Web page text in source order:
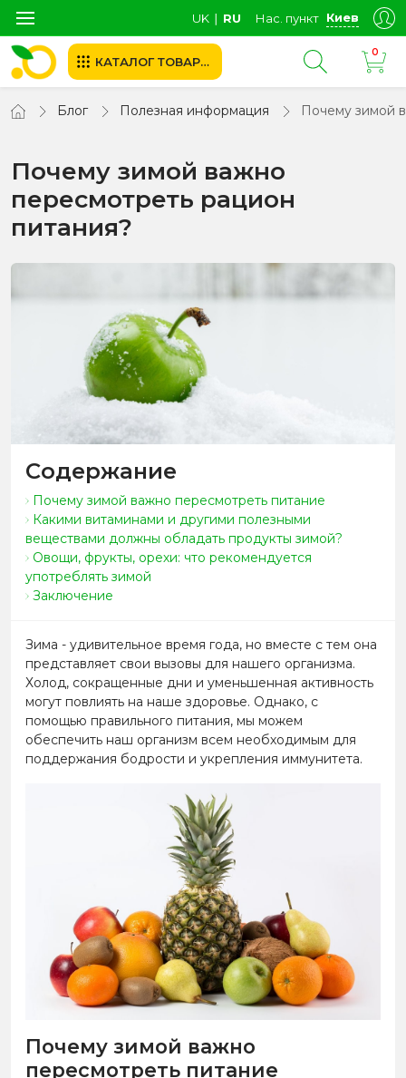
UK ∣ RU Нас. пункт Киев
КАТАЛОГ ТОВАРОВ
0
Блог Полезная информация Почему зимой
Почему зимой важно
пересмотреть рацион
питания?
Содержание
Почему зимой важно пересмотреть питание
Какими витаминами и другими полезными
веществами должны обладать продукты зимой?
Овощи, фрукты, орехи: что рекомендуется
употреблять зимой
Заключение
Зима - удивительное время года, но вместе с тем она
представляет свои вызовы для нашего организма.
Холод, сокращенные дни и уменьшенная активность
могут повлиять на наше здоровье. Однако, с
помощью правильного питания, мы можем
обеспечить наш организм всем необходимым для
поддержания бодрости и укрепления иммунитета.
Почему зимой важно
пересмотреть питание